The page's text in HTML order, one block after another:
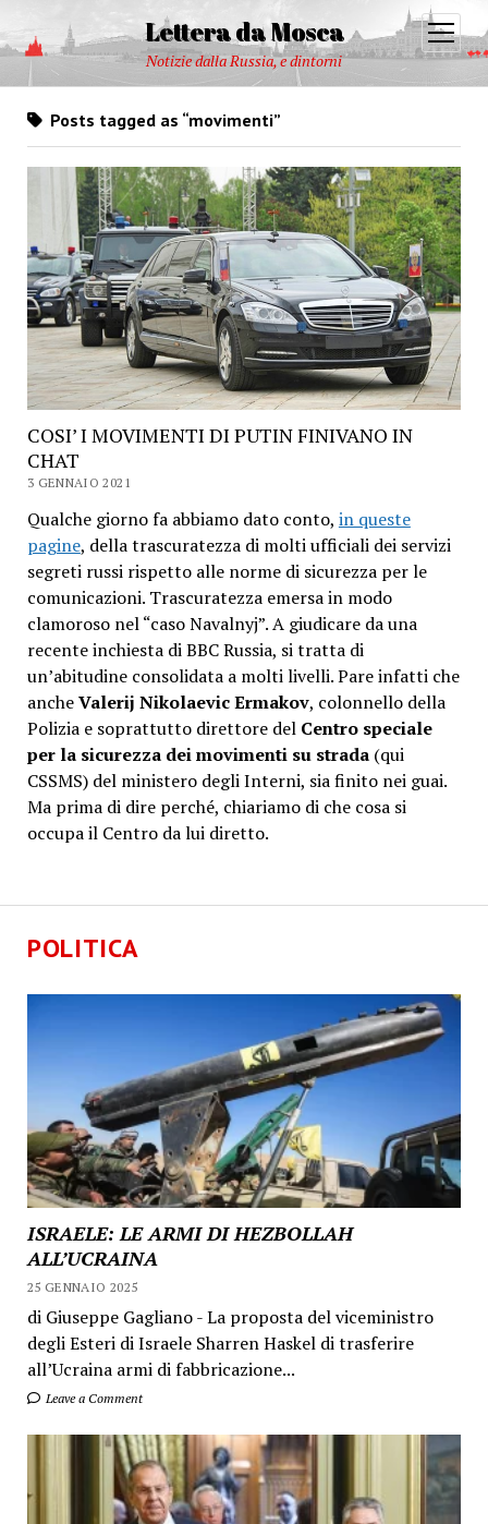
Lettera da Mosca
Notizie dalla Russia, e dintorni
open
menu
POLITICA
ISRAELE: LE ARMI DI HEZBOLLAH
ALL’UCRAINA
25 GENNAIO 2025
di Giuseppe Gagliano - La proposta del viceministro
degli Esteri di Israele Sharren Haskel di trasferire
all’Ucraina armi di fabbricazione...
Leave a Comment
Posts tagged as “movimenti”
COSI’ I MOVIMENTI DI PUTIN FINIVANO IN
CHAT
3 GENNAIO 2021
Qualche giorno fa abbiamo dato conto, in queste
pagine, della trascuratezza di molti ufficiali dei servizi
segreti russi rispetto alle norme di sicurezza per le
comunicazioni. Trascuratezza emersa in modo
clamoroso nel “caso Navalnyj”. A giudicare da una
recente inchiesta di BBC Russia, si tratta di
un’abitudine consolidata a molti livelli. Pare infatti che
ancheValerij Nikolaevic Ermakov, colonnello della
Polizia e soprattutto direttore del Centro speciale
per la sicurezza dei movimenti su strada(qui
CSSMS) del ministero degli Interni, sia finito nei guai.
Ma prima di dire perché, chiariamo di che cosa si
occupa il Centro da lui diretto.